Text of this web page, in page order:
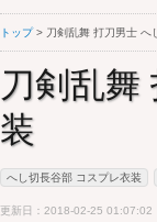
トップ> 刀剣乱舞 打刀男士 へ
刀剣乱舞
装
へし切長谷部 コスプレ衣装
更新日：2018-02-25 01:07:02